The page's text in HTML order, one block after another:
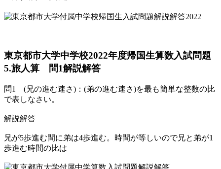
東京都市大学中学校2022年度帰国生算数入試問題
5.旅人算 問1解説解答
問1 (兄の進む速さ)：(弟の進む速さ)を最も簡単な整数の比
で表しなさい。
解説解答
兄が5歩進む間に弟は4歩進む。時間が等しいので兄と弟が1
歩進む時間の比は